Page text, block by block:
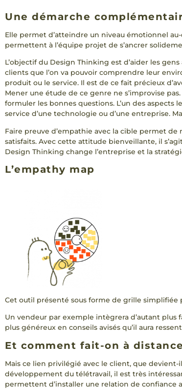
Une démarche
Elle permet d’atteindre un niveau émotionnel
permettent à l’équipe projet de s’ancrer
L’objectif du Design Thinking est d’aider les
clients que l’on va pouvoir comprendre leur
produit ou le service. Il est de ce fait précieux
Mener une étude de ce genre ne s’improvise
formuler les bonnes questions. L’un des aspects
service d’une technologie ou d’une entreprise.
Faire preuve d’empathie avec la cible permet
satisfaits. Avec cette attitude bienveillante, il
Design Thinking change l’entreprise et la
L’empathy map
Cet outil présenté sous forme de grille simplifiée
Un vendeur par exemple intègrera d’autant plus
plus généreux en conseils avisés qu’il aura
Et comment fait-on à
Mais ce lien privilégié avec le client, que devient-
développement du télétravail, il est très
permettent d’installer une relation de confiance